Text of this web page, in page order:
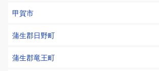
甲賀市
蒲生郡日野町
蒲生郡竜王町